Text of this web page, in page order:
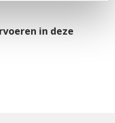
in deze